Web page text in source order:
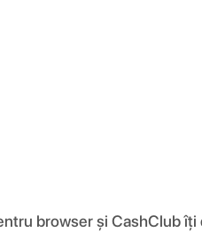
browser și CashClub